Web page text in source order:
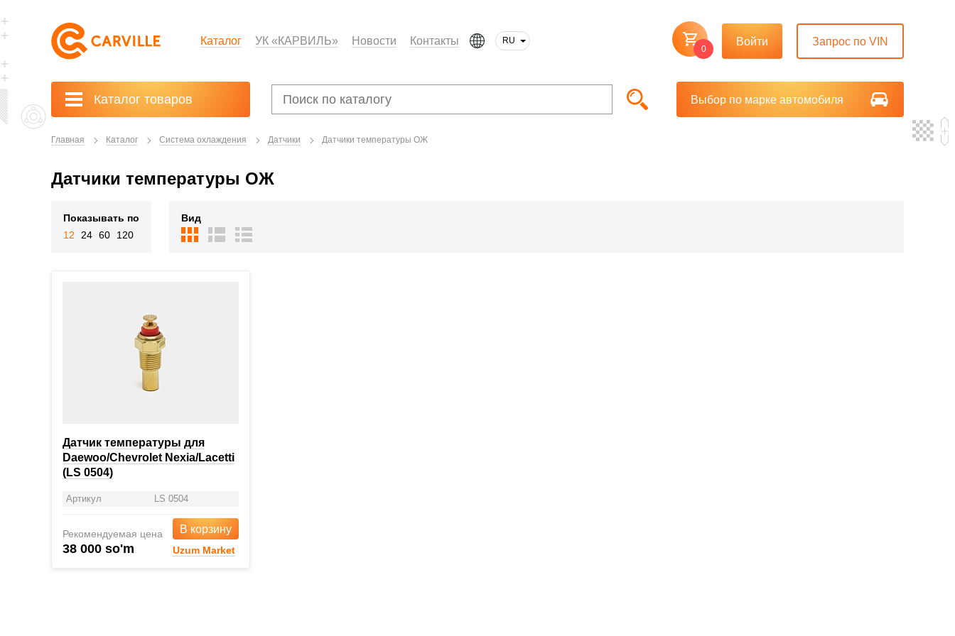
Каталог УК «КАРВИЛЬ» Новости Контакты
RU
0
Войти Запрос по VIN
Каталог товаров Выбор по марке автомобиля
Главная Каталог Система охлаждения Датчики Датчики температуры ОЖ
Датчики температуры ОЖ
Показывать по
12
24 60 120
Вид
Датчик температуры для
Daewoo/Chevrolet Nexia/Lacetti
(LS 0504)
Артикул LS 0504
Рекомендуемая цена
38 000 so'm
В корзину
Uzum Market